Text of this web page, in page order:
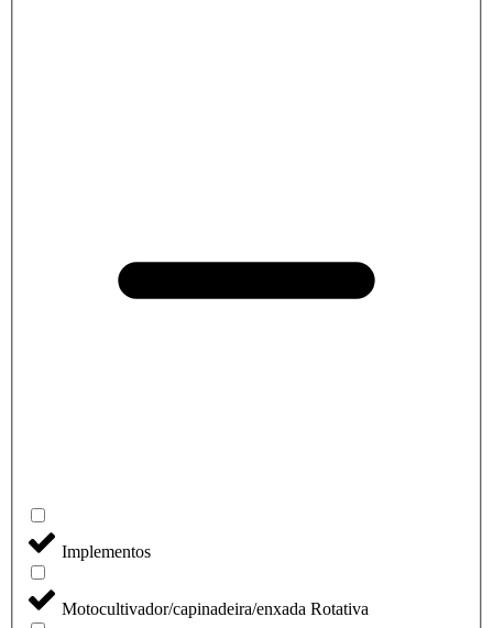
Implementos
Motocultivador/capinadeira/enxada Rotativa